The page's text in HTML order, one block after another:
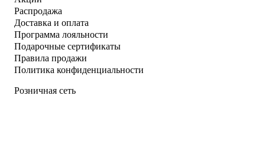
Распродажа
Доставка и оплата
Программа лояльности
Подарочные сертификаты
Правила продажи
Политика конфиденциальности
Розничная сеть